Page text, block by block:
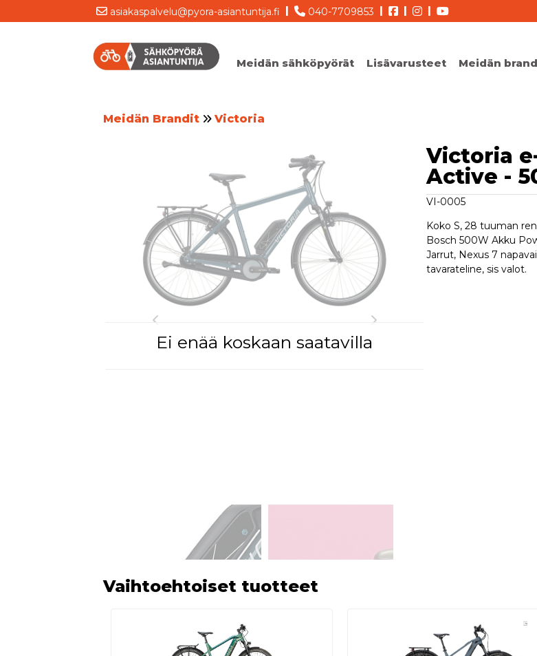
asiakaspalvelu@pyora-asiantuntija.fi | 040-7709853 | | |
Meidän sähköpyörät Lisävarusteet Meidän
Meidän Brandit Victoria
Ei enää koskaan saatavilla
Victoria
Active -
VI-0005
Koko S, 28 tuuman
Bosch 500W Akku
Jarrut, Nexus 7
tavarateline, sis valot.
Vaihtoehtoiset tuotteet